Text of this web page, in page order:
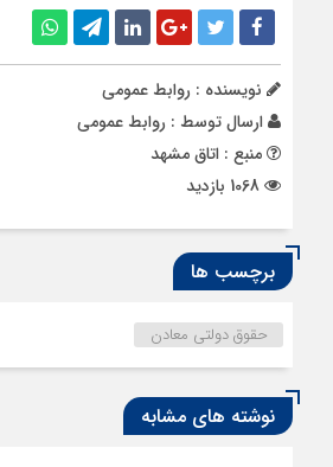
نویسنده : روابط عمومی
ارسال توسط : روابط عمومی
منبع : اتاق مشهد
برچسب ها
حقوق دولتی معادن
نوشته های مشابه